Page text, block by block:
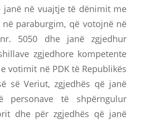
janë në vuajtje të dënimit me
paraburgim, që votojnë në
5050 dhe janë zgjedhur
zgjedhore kompetente
votimit në PDK të Republikës
së Veriut, zgjedhës që janë
personave të shpërngulur
dhe për zgjedhës që janë